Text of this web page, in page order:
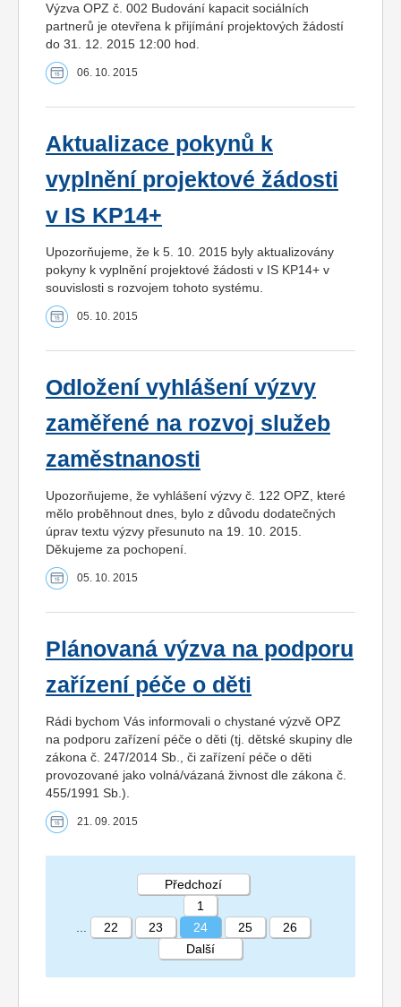
Výzva OPZ č. 002 Budování kapacit sociálních
partnerů je otevřena k přijímání projektových žádostí
do 31. 12. 2015 12:00 hod.
06. 10. 2015
Aktualizace pokynů k
vyplnění projektové žádosti
v IS KP14+
Upozorňujeme, že k 5. 10. 2015 byly aktualizovány
pokyny k vyplnění projektové žádosti v IS KP14+ v
souvislosti s rozvojem tohoto systému.
05. 10. 2015
Odložení vyhlášení výzvy
zaměřené na rozvoj služeb
zaměstnanosti
Upozorňujeme, že vyhlášení výzvy č. 122 OPZ, které
mělo proběhnout dnes, bylo z důvodu dodatečných
úprav textu výzvy přesunuto na 19. 10. 2015.
Děkujeme za pochopení.
05. 10. 2015
Plánovaná výzva na podporu
zařízení péče o děti
Rádi bychom Vás informovali o chystané výzvě OPZ
na podporu zařízení péče o děti (tj. dětské skupiny dle
zákona č. 247/2014 Sb., či zařízení péče o děti
provozované jako volná/vázaná živnost dle zákona č.
455/1991 Sb.).
21. 09. 2015
STRÁNKA 24 26
Předchozí
1
22 23 24 25
26
Další